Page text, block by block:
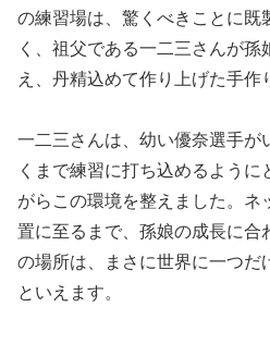
の練習場は、驚くべきことに既
く、祖父である一二三さんが
え、丹精込めて作り上げた手作
一二三さんは、幼い優奈選手が
くまで練習に打ち込めるよう
がらこの環境を整えました。ネ
置に至るまで、孫娘の成長に合
の場所は、まさに世界に一つだ
といえます。